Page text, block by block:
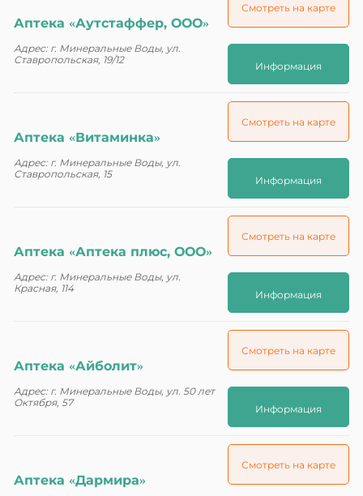
Аптека «Аутстаффер, ООО»
Адрес: г. Минеральные Воды, ул.
Ставропольская, 19/12
Смотреть на карте
Информация
Аптека «Витаминка»
Адрес: г. Минеральные Воды, ул.
Ставропольская, 15
Смотреть на карте
Информация
Аптека «Аптека плюс, ООО»
Адрес: г. Минеральные Воды, ул.
Красная, 114
Смотреть на карте
Информация
Аптека «Айболит»
Адрес: г. Минеральные Воды, ул. 50 лет
Октября, 57
Смотреть на карте
Информация
Аптека «Дармира»
Смотреть на карте